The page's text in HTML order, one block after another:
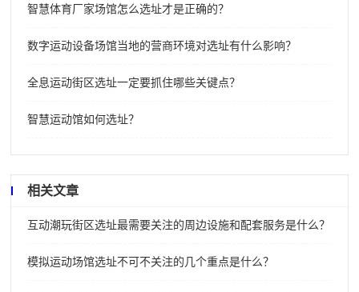
智慧体育厂家场馆怎么选址才是正确的？
数字运动设备场馆当地的营商环境对选址有什么影响？
全息运动街区选址一定要抓住哪些关键点？
智慧运动馆如何选址？
相关文章
互动潮玩街区选址最需要关注的周边设施和配套服务是什么？
模拟运动场馆选址不可不关注的几个重点是什么？